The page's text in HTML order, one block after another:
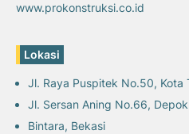
www.prokonstruksi.co.id
Lokasi
Jl. Raya Puspitek No.50, Kota
Jl. Sersan Aning No.66, Depok
Bintara, Bekasi